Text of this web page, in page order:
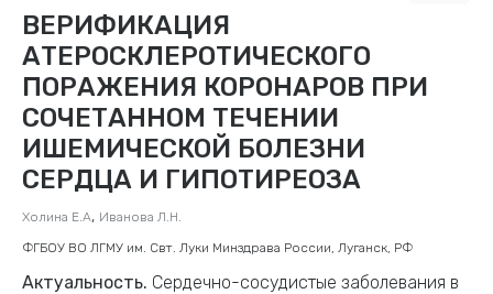
ВЕРИФИКАЦИЯ
АТЕРОСКЛЕРОТИЧЕСКОГО
ПОРАЖЕНИЯ КОРОНАРОВ ПРИ
СОЧЕТАННОМ ТЕЧЕНИИ
ИШЕМИЧЕСКОЙ БОЛЕЗНИ
СЕРДЦА И ГИПОТИРЕОЗА
ФГБОУ ВО ЛГМУ им. Свт. Луки Минздрава России, Луганск, РФ
Актуальность. Сердечно-сосудистые заболевания в
Холина Е.А, Иванова Л.Н.